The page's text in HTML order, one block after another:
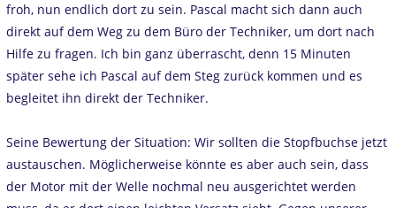
froh, nun endlich dort zu sein. Pascal macht sich dann auch
direkt auf dem Weg zu dem Büro der Techniker, um dort nach
Hilfe zu fragen. Ich bin ganz überrascht, denn 15 Minuten
später sehe ich Pascal auf dem Steg zurück kommen und es
begleitet ihn direkt der Techniker.
Seine Bewertung der Situation: Wir sollten die Stopfbuchse jetzt
austauschen. Möglicherweise könnte es aber auch sein, dass
der Motor mit der Welle nochmal neu ausgerichtet werden